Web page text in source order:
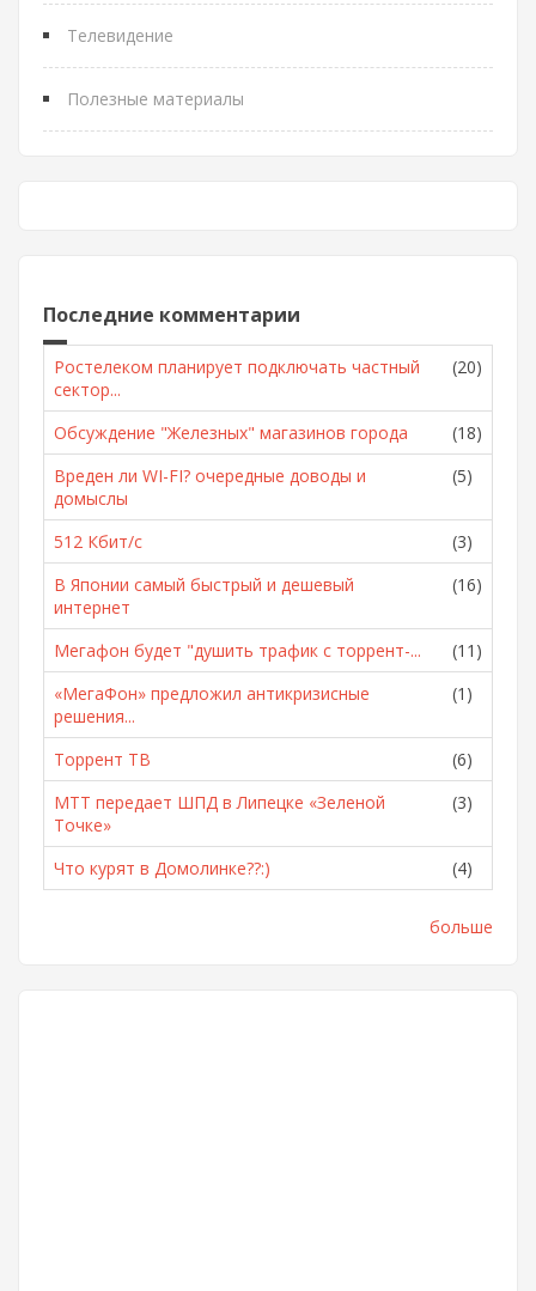
Телевидение
Полезные материалы
Последние комментарии
Ростелеком планирует подключать частный
сектор...
(20)
Обсуждение "Железных" магазинов города
(18)
Вреден ли WI-FI? очередные доводы и
домыслы
(5)
512 Кбит/с
(3)
В Японии самый быстрый и дешевый
интернет
(16)
Мегафон будет "душить трафик с торрент-...
(11)
«МегаФон» предложил антикризисные
решения...
(1)
Торрент ТВ
(6)
МТТ передает ШПД в Липецке «Зеленой
Точке»
(3)
Что курят в Домолинке??:) (4)
больше